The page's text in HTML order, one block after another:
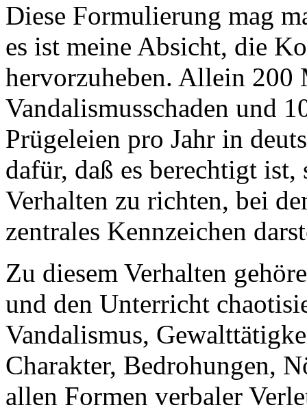
Diese Formulierung mag
es ist meine Absicht, die
hervorzuheben. Allein
Vandalismusschaden und
Prügeleien pro Jahr in
dafür, daß es berechtigt
Verhalten zu richten, bei
zentrales Kennzeichen
Zu diesem Verhalten
und den Unterricht
Vandalismus,
Charakter, Bedrohungen,
allen Formen verbaler